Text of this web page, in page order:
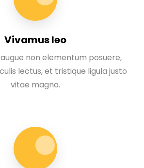
Vivamus leo
non elementum posuere,
lectus, et tristique ligula justo
vitae magna.